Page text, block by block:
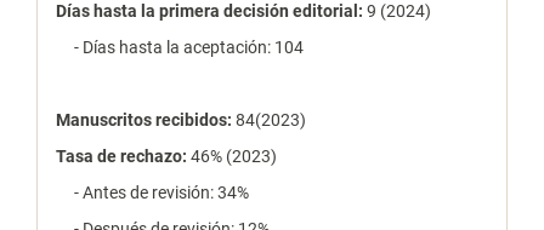
Días hasta la primera decisión editorial: 9 (2024)
- Días hasta la aceptación: 104
Manuscritos recibidos: 84(2023)
Tasa de rechazo: 46% (2023)
- Antes de revisión: 34%